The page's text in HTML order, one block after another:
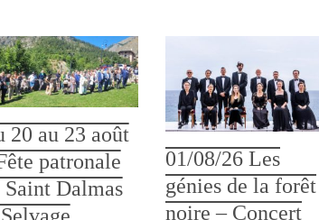
20 au 23 août
patronale
Saint Dalmas
01/08/26 Les
génies de la forêt
noire – Concert